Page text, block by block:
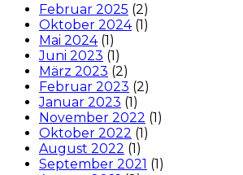
Februar 2025 (2)
Oktober 2024(1)
Mai 2024(1)
Juni 2023 (1)
März 2023 (2)
Februar 2023 (2)
Januar 2023 (1)
November 2022 (1)
Oktober 2022 (1)
August 2022 (1)
September 2021 (1)